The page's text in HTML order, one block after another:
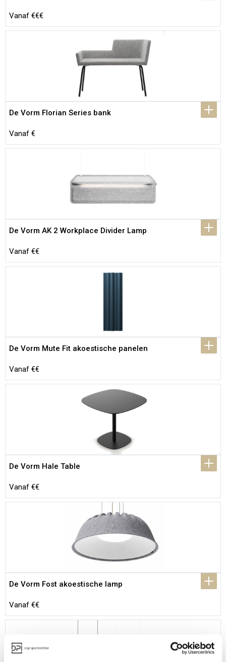
Vanaf €€€
De Vorm Florian Series bank
Vanaf €
De Vorm AK 2 Workplace Divider Lamp
Vanaf €€
De Vorm Mute Fit akoestische panelen
Vanaf €€
De Vorm Hale Table
Vanaf €€
De Vorm Fost akoestische lamp
Vanaf €€